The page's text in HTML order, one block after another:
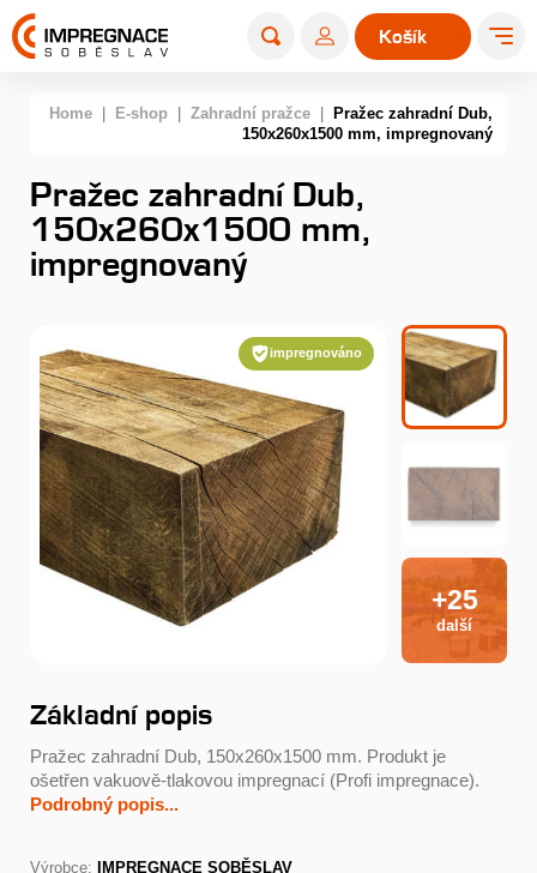
0
Košík
Home E-shop Zahradní pražce
Pražec zahradní Dub,
150x260x1500 mm, impregnovaný
Pražec zahradní Dub,
150x260x1500 mm,
impregnovaný
impregnováno
+25
další
Základní popis
Pražec zahradní Dub, 150x260x1500 mm. Produkt je
ošetřen vakuově-tlakovou impregnací (Profi impregnace).
Podrobný popis...
Výrobce:
IMPREGNACE SOBĚSLAV